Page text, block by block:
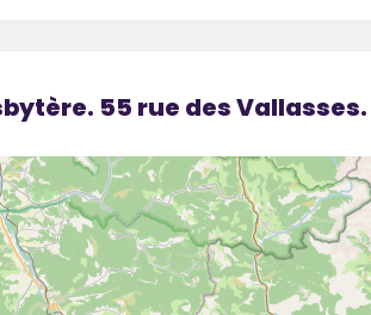
55 rue des